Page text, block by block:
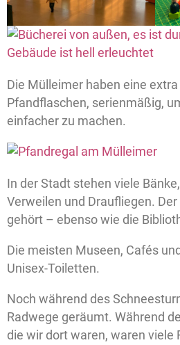
Die Mülleimer haben eine
Pfandflaschen, serienmäßig,
einfacher zu machen.
In der Stadt stehen viele
Verweilen und Draufliegen.
gehört – ebenso wie die
Die meisten Museen, Cafés
Unisex-Toiletten.
Noch während des
Radwege geräumt. Während
die wir dort waren, waren viele